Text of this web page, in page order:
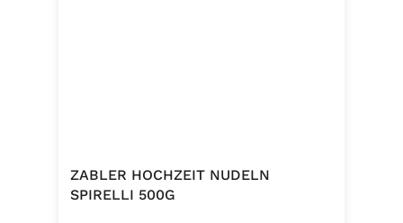
ZABLER HOCHZEIT NUDELN
SPIRELLI 500G